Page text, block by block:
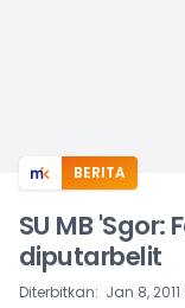
BERITA
SU MB 'Sgor:
diputarbelit
Diterbitkan: Jan 8,